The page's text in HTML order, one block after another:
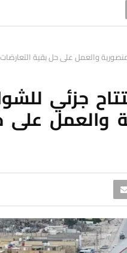
والعمل على حل بقية التعارضات
جزئي
والعمل